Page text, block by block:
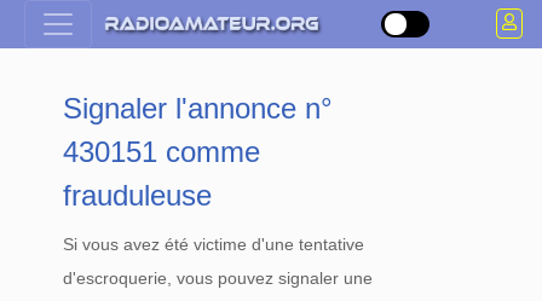
Signaler l'annonce n°
430151 comme
frauduleuse
Si vous avez été victime d'une tentative
d'escroquerie, vous pouvez signaler une